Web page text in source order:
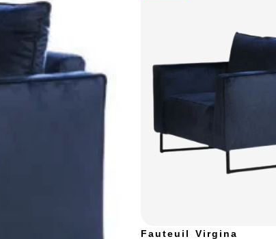
Fauteuil Virgina